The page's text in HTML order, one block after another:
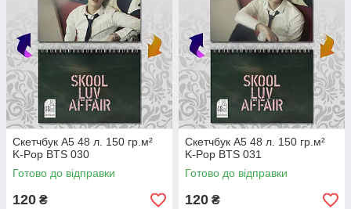
Скетчбук А5 48 л. 150 гр.м²
K-Pop BTS 030
Готово до відправки
120 ₴
Скетчбук А5 48 л. 150 гр.м²
K-Pop BTS 031
Готово до відправки
120 ₴